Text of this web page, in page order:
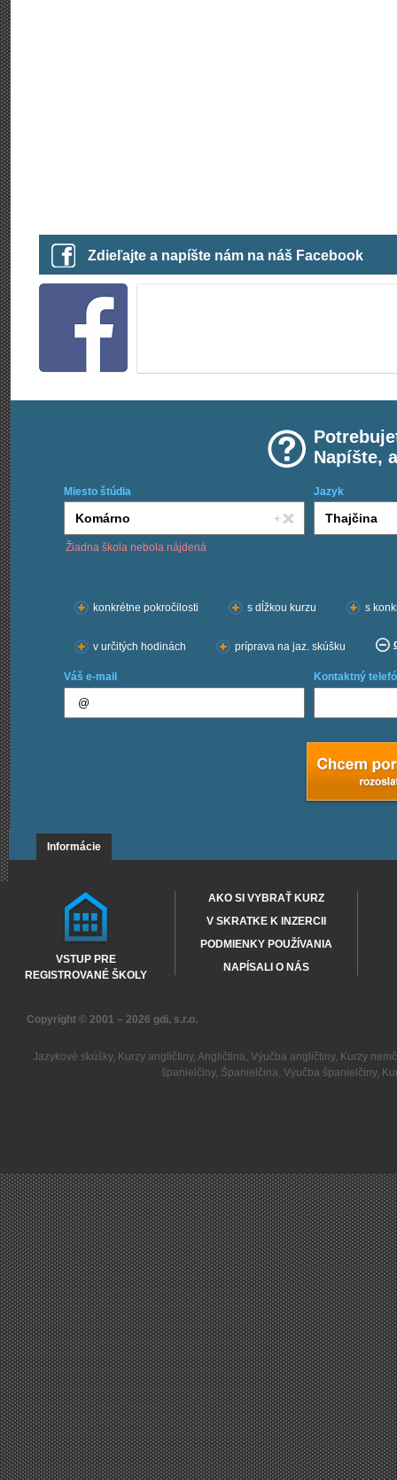
Zdieľajte a napíšte nám na náš Facebook
Napíšte,
Miesto štúdia Jazyk
Žiadna škola nebola nájdená
konkrétne pokročilosti
s dĺžkou kurzu s
v určitých hodinách príprava na jaz. skúšku
Váš e-mail Kontaktný
Informácie
VSTUP PRE
REGISTROVANÉ ŠKOLY
AKO SI VYBRAŤ KURZ
V SKRATKE K INZERCII
PODMIENKY POUŽÍVANIA
NAPÍSALI O NÁS
Copyright © 2001 – 2026 gdi, s.r.o.
Jazykové skúšky, Kurzy angličtiny, Angličtina, Výučba angličtiny, Kurzy
španielčiny, Španielčina, Výučba španielčiny,